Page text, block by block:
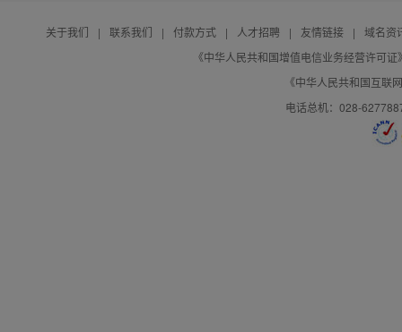
关于我们 | 联系我们 | 付款方式 | 人才招聘 | 友情链接 |
域名资
《中华人民共和国增值电信业务经营许可
《中华人民共和国互联
电话总机：028-